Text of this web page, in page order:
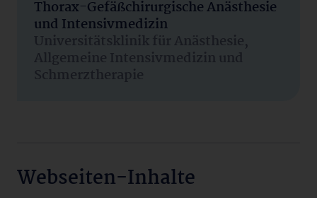
Thorax-Gefäßchirurgische Anästhesie
und Intensivmedizin
Universitätsklinik für Anästhesie,
Allgemeine Intensivmedizin und
Schmerztherapie
Webseiten-Inhalte